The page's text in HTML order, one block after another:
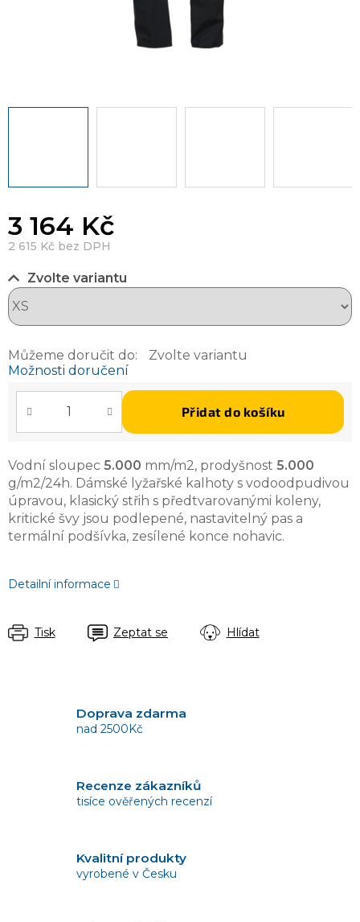
3 164 Kč
2 615 Kč bez DPH
Zvolte variantu
Můžeme doručit do:
Zvolte variantu
Možnosti doručení
Přidat do košíku
Vodní sloupec 5.000 mm/m2, prodyšnost 5.000
g/m2/24h. Dámské lyžařské kalhoty s vodoodpudivou
úpravou, klasický střih s předtvarovanými koleny,
kritické švy jsou podlepené, nastavitelný pas a
termální podšívka, zesílené konce nohavic.
Detailní informace
Tisk Zeptat se Hlídat
Doprava zdarma
nad 2500Kč
Recenze zákazníků
tisíce ověřených recenzí
Kvalitní produkty
vyrobené v Česku